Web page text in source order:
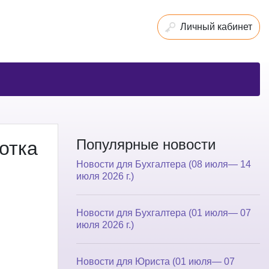
Личный кабинет
Популярные новости
Новости для Бухгалтера (08 июля— 14
июля 2026 г.)
Новости для Бухгалтера (01 июля— 07
июля 2026 г.)
Новости для Юриста (01 июля— 07